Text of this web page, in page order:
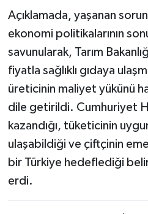
Açıklamada, yaşanan
ekonomi politikalarının
savunularak, Tarım
fiyatla sağlıklı gıdaya
üreticinin maliyet yükünü
dile getirildi. Cumhuriyet
kazandığı, tüketicinin
ulaşabildiği ve çiftçinin
bir Türkiye hedeflediği
erdi.